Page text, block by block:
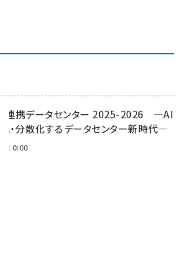
ト連携データセンター 2025-2026 ―AI
化・分散化するデータセンター新時代―
0:00